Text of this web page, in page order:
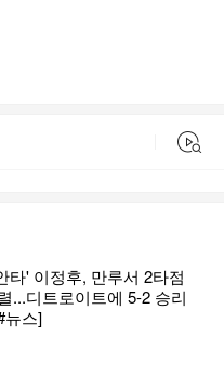
타' 이정후, 만루서 2타점
...디트로이트에 5-2 승리
뉴스]